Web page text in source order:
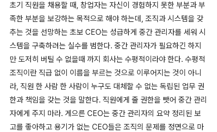
초기 직원을 채용할 때, 창업자는 자신이 경험하지 못한 부분과 부
족한 부분을 보강하는 목적으로 해야 하는데, 조직과 시스템을 갖
추는 것을 선망하는 초보 CEO는 성급하게 중간 관리자를 세워 시
스템을 구축하려는 실수를 범한다. 중간 관리자가 필요하긴 하지
만 도저히 버틸 수 없을때 까지 회사는 수평적이라야 한다. 수평적
조직이란 직급 없이 이름을 부르는 것으로 이루어지는 것이 아니
라, 직원 한 사람 한 사람이 누구도 대체할 수 없는 독립된 업무 권
한과 책임을 갖는 것을 말한다. 직원에게 줄 권한을 뺏어 중간 관리
자에게 주지 마라. 게으른 CEO는 중간 관리자의 요약 정리된 보
고를 좋아하고 용기가 없는 CEO들은 조직의 문제를 정면으로 마